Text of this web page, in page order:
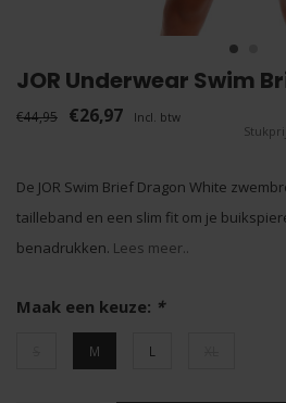
JOR Underwear Swim
€44,95 €26,97 Incl. btw
De JOR Swim Brief Dragon White
tailleband en een slim fit om je
benadrukken. Lees meer..
Maak een keuze: *
M L